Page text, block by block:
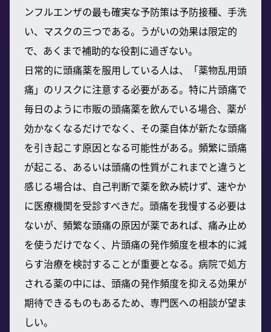
ンフルエンザの最も確実な予防策は予防接種、手洗
い、マスクの三つである。うがいの効果は限定的
で、あくまで補助的な役割に過ぎない。
日常的に頭痛薬を服用している人は、「薬物乱用頭
痛」のリスクに注意する必要がある。特に片頭痛で
毎日のように市販の頭痛薬を飲んでいる場合、薬が
効かなくなるだけでなく、その薬自体が新たな頭痛
を引き起こす原因となる可能性がある。頻繁に頭痛
が起こる、あるいは頭痛の性質がこれまでと違うと
感じる場合は、自己判断で薬を飲み続けず、速やか
に医療機関を受診すべきだ。頭痛を我慢する必要は
ないが、頻繁な頭痛の原因が薬であれば、痛み止め
を使うだけでなく、片頭痛の発作頻度を根本的に減
らす治療を検討することが重要となる。病院で処方
される薬の中には、頭痛の発作頻度を抑える効果が
期待できるものもあるため、専門医への相談が望ま
しい。